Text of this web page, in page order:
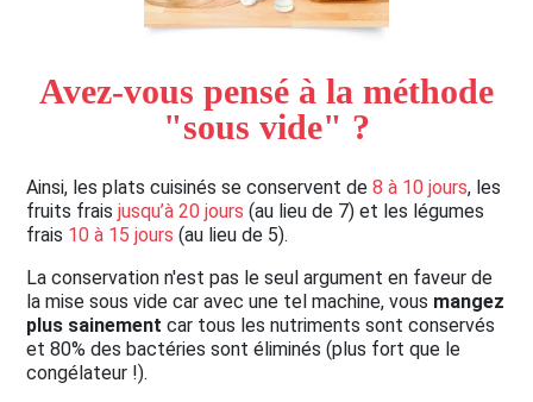
Avez-vous pensé à la méthode
"sous vide" ?
Ainsi, les plats cuisinés se conservent de 8 à 10 jours, les
fruits frais jusqu’à 20 jours (au lieu de 7) et les légumes
frais 10 à 15 jours (au lieu de 5).
La conservation n'est pas le seul argument en faveur de
la mise sous vide car avec une tel machine, vous mangez
plus sainement car tous les nutriments sont conservés
et 80% des bactéries sont éliminés (plus fort que le
congélateur !).